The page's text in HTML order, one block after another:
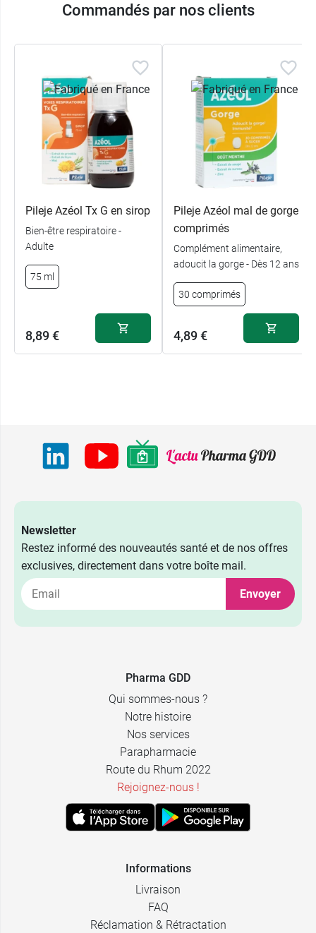
Commandés par nos clients
Pileje Azéol Tx G en sirop
Bien-être respiratoire -
Adulte
75 ml
8,89 €
Pileje Azéol mal de gorge
comprimés
Complément alimentaire,
adoucit la gorge - Dès 12 ans
30 comprimés
4,89 €
Newsletter
Restez informé des nouveautés santé et de nos offres
exclusives, directement dans votre boîte mail.
Envoyer
Pharma GDD
Qui sommes-nous ?
Notre histoire
Nos services
Parapharmacie
Route du Rhum 2022
Rejoignez-nous !
Informations
Livraison
FAQ
Réclamation & Rétractation